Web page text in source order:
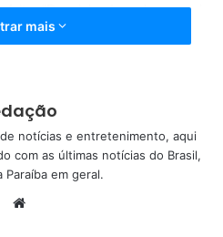
“Deuzinho é um homem de
de mão dupla, para que nossa
mais
notícias e entretenimento, aqui
com as últimas notícias do Brasil,
Paraíba em geral.